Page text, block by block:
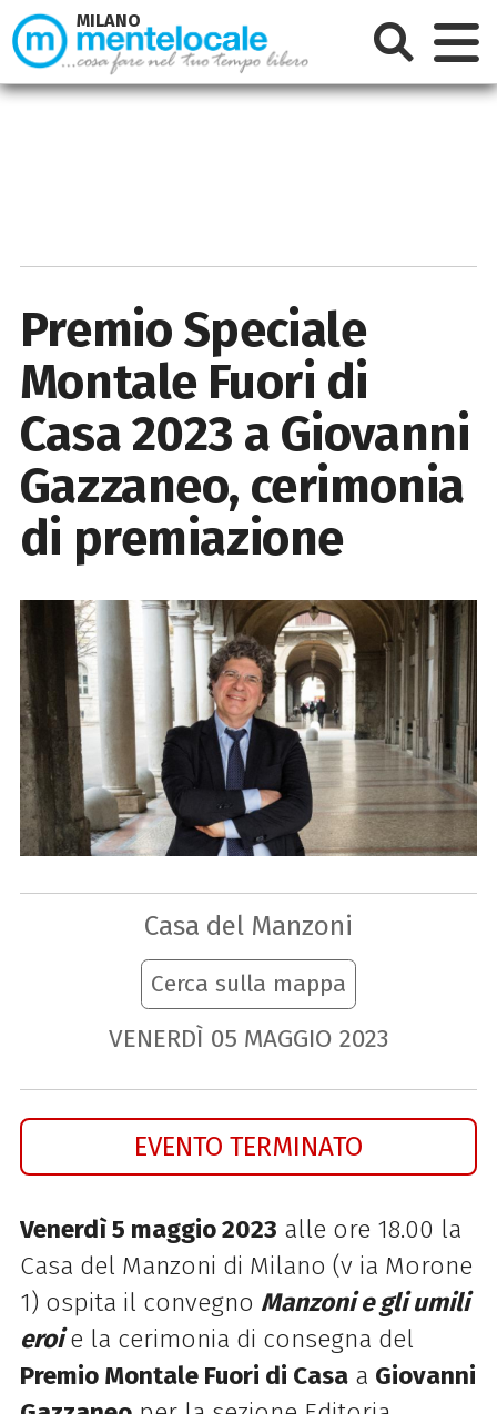
Premio Speciale
Montale Fuori di
Casa 2023 a Giovanni
Gazzaneo, cerimonia
di premiazione
Casa del Manzoni
Cerca sulla mappa
VENERDÌ 05 MAGGIO 2023
EVENTO TERMINATO
Venerdì 5 maggio 2023 alle ore 18.00 la
Casa del Manzoni di Milano (v ia Morone
1) ospita il convegno Manzoni e gli umili
eroie la cerimonia di consegna del
Premio Montale Fuori di Casaa Giovanni
MILANO